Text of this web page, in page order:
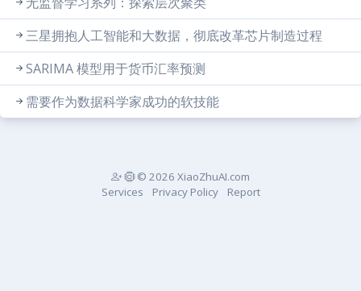
三星拥抱人工智能和大数据，彻底改革芯片制造过程
SARIMA 模型用于货币汇率预测
需要作为数据科学家成功的软技能
© 2026 XiaoZhuAI.com
Services
Privacy Policy Report